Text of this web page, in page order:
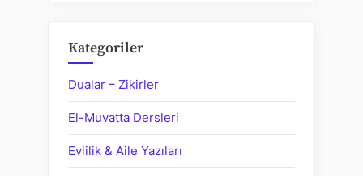
Kategoriler
Dualar – Zikirler
El-Muvatta Dersleri
Evlilik & Aile Yazıları